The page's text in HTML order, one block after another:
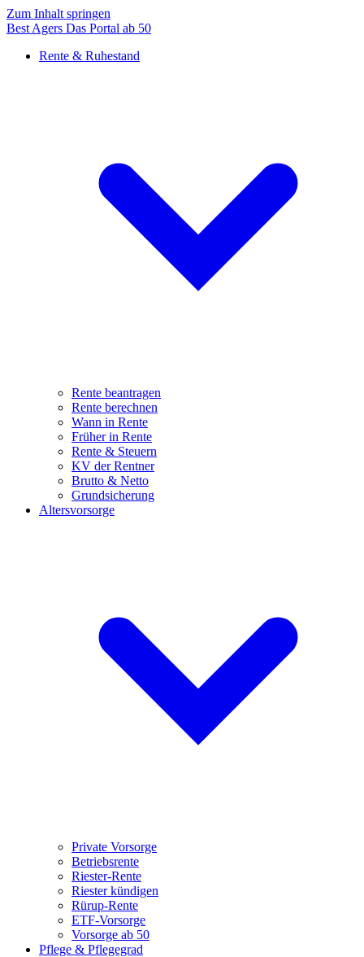
Zum Inhalt springen
Best Agers Das Portal ab 50
Rente & Ruhestand
Rente beantragen
Rente berechnen
Wann in Rente
Früher in Rente
Rente & Steuern
KV der Rentner
Brutto & Netto
Grundsicherung
Altersvorsorge
Private Vorsorge
Betriebsrente
Riester-Rente
Riester kündigen
Rürup-Rente
ETF-Vorsorge
Vorsorge ab 50
Pflege & Pflegegrad